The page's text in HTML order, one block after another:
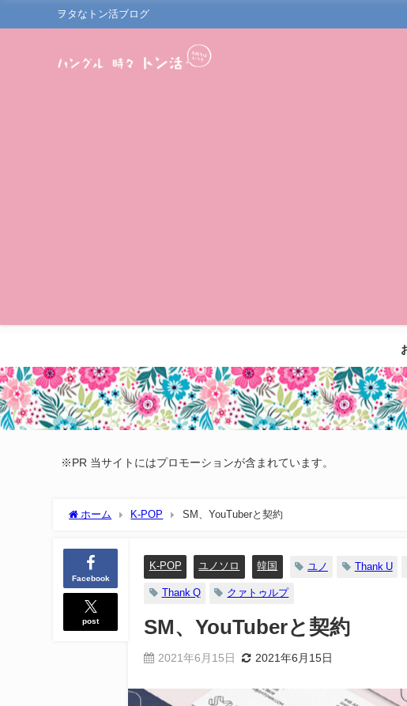
ヲタなトン活ブログ
※PR 当サイトにはプロモーションが含まれています。
ホーム K-POP SM、YouTuberと契約
Facebook
post
K-POP ユノソロ 韓国 ユノ Thank U
Thank Q クァトゥルプ
SM、YouTuberと契約
2021年6月15日 2021年6月15日